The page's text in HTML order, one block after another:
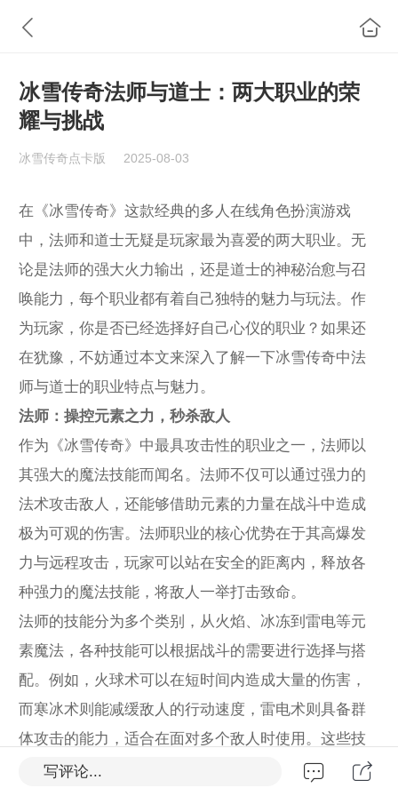
冰雪传奇法师与道士：两大职业的荣
耀与挑战
冰雪传奇点卡版 2025-08-03
在《冰雪传奇》这款经典的多人在线角色扮演游戏
中，法师和道士无疑是玩家最为喜爱的两大职业。无
论是法师的强大火力输出，还是道士的神秘治愈与召
唤能力，每个职业都有着自己独特的魅力与玩法。作
为玩家，你是否已经选择好自己心仪的职业？如果还
在犹豫，不妨通过本文来深入了解一下冰雪传奇中法
师与道士的职业特点与魅力。
法师：操控元素之力，秒杀敌人
作为《冰雪传奇》中最具攻击性的职业之一，法师以
其强大的魔法技能而闻名。法师不仅可以通过强力的
法术攻击敌人，还能够借助元素的力量在战斗中造成
极为可观的伤害。法师职业的核心优势在于其高爆发
力与远程攻击，玩家可以站在安全的距离内，释放各
种强力的魔法技能，将敌人一举打击致命。
法师的技能分为多个类别，从火焰、冰冻到雷电等元
素魔法，各种技能可以根据战斗的需要进行选择与搭
配。例如，火球术可以在短时间内造成大量的伤害，
而寒冰术则能减缓敌人的行动速度，雷电术则具备群
体攻击的能力，适合在面对多个敌人时使用。这些技
能的灵活运用使得法师在战场上可以游刃有余，瞬间
写评论...